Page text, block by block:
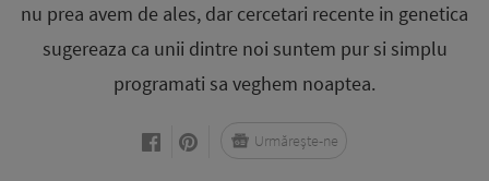
nu prea avem de ales, dar cercetari recente in genetica
sugereaza ca unii dintre noi suntem pur si simplu
programati sa veghem noaptea.
Urmărește-ne